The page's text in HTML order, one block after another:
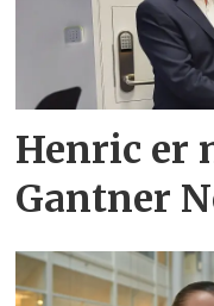
Henric er
Gantner